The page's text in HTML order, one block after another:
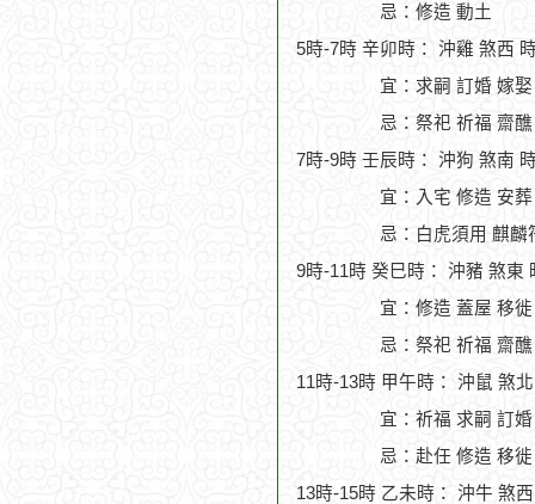
忌：修造 動土
5時-7時 辛卯時： 沖雞 煞西
宜：求嗣 訂婚 嫁
忌：祭祀 祈福 齋
7時-9時 壬辰時： 沖狗 煞南
宜：入宅 修造 安
忌：白虎須用 麒麟
9時-11時 癸巳時： 沖豬 煞東
宜：修造 蓋屋 移
忌：祭祀 祈福 齋
11時-13時 甲午時： 沖鼠 煞
宜：祈福 求嗣 訂
忌：赴任 修造 移
13時-15時 乙未時： 沖牛 煞